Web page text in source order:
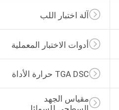
آلة اختبار اللب
أدوات الاختبار المعملية
TGA DSC حرارة الأداة
مقياس الجهد